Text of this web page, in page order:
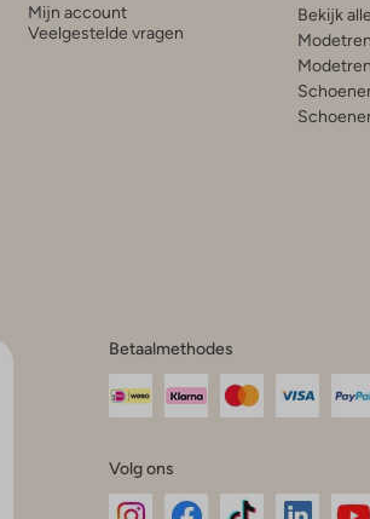
Mijn account
Veelgestelde vragen
Bekijk
Betaalmethodes
Volg ons